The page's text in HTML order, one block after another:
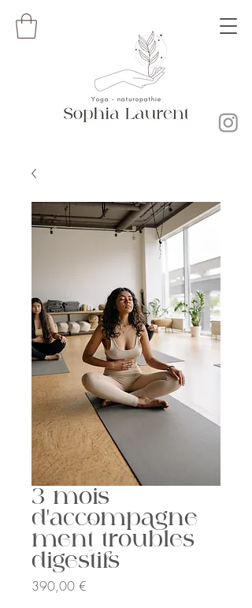
3 mois
d'accompagne
ment troubles
digestifs
390,00 €